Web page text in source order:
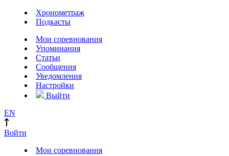
Хронометраж
Подкасты
Мои соревнования
Упоминания
Статьи
Сообщения
Уведомления
Настройки
Выйти
EN
Войти
Мои соревнования